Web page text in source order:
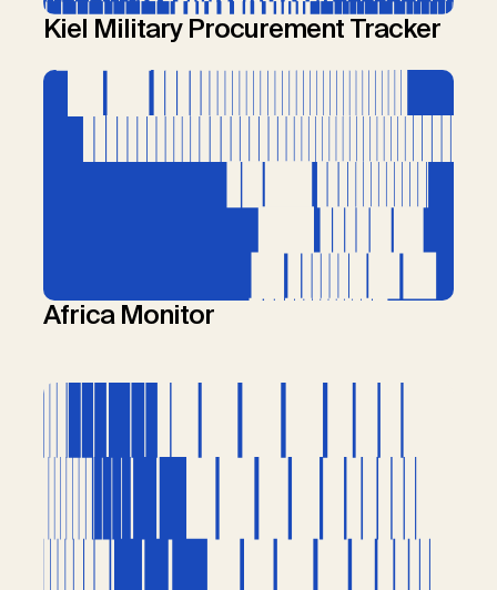
Kiel Military Procurement Tracker
Africa Monitor